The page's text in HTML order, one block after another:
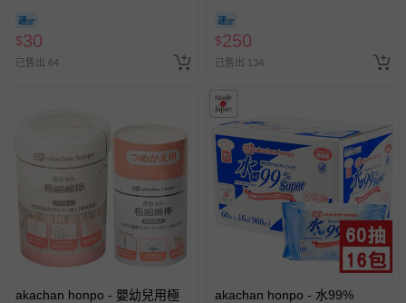
（20cm×15cm） (效期至2027-
07-12)-日本製
$30
已售出 64
$250
已售出 134
akachan honpo - 嬰幼兒用極
akachan honpo - 水99%